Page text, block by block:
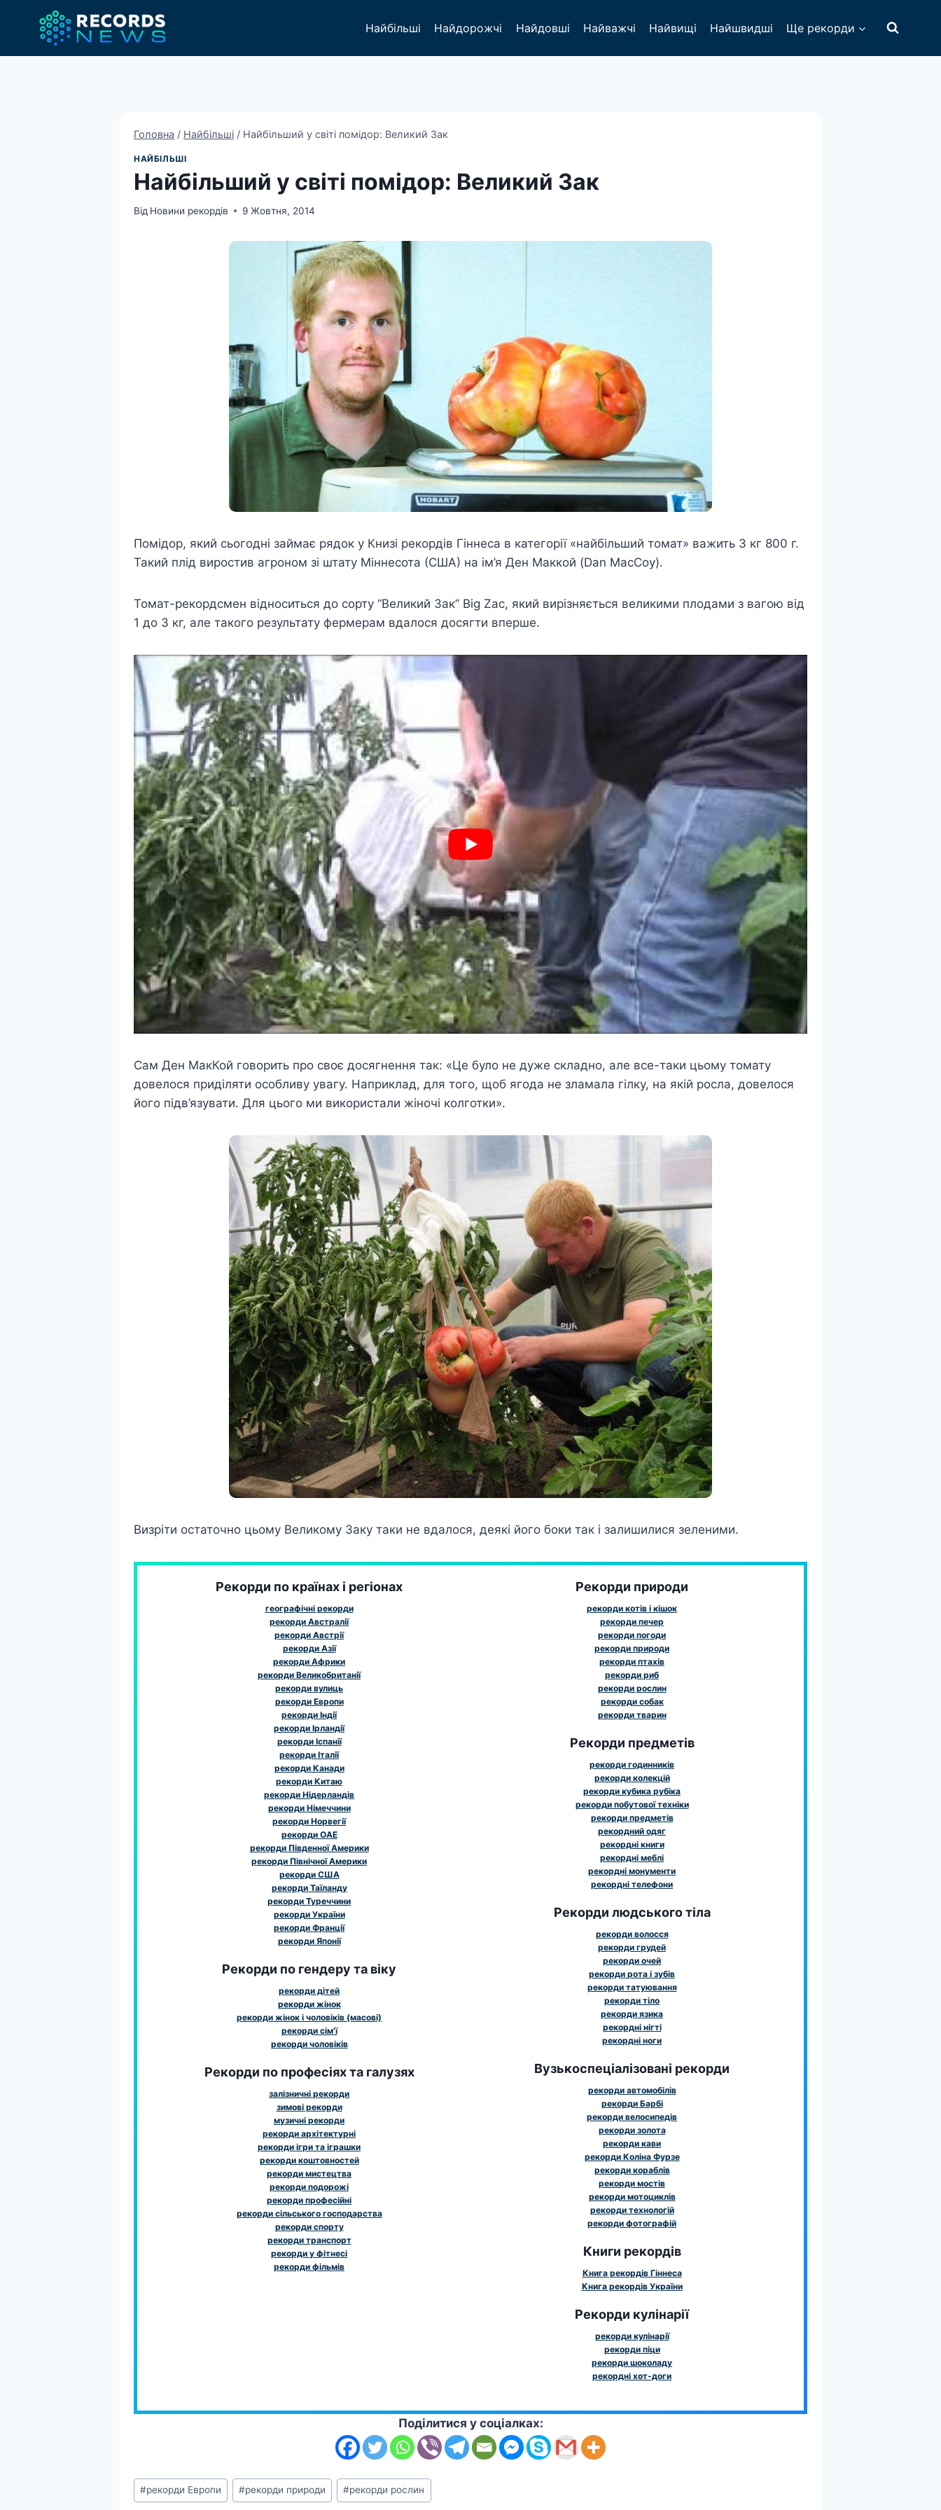
Найбільші Найдорожчі Найдовші Найважчі Найвищі Найшвидші Ще рекорди
Головна / Найбільші / Найбільший у світі помідор: Великий Зак
НАЙБІЛЬШІ
Найбільший у світі помідор: Великий Зак
Від Новини рекордів 9 Жовтня, 2014
Помідор, який сьогодні займає рядок у Книзі рекордів Гіннеса в категорії «найбільший томат» важить 3 кг 800 г.
Такий плід виростив агроном зі штату Міннесота (США) на ім’я Ден Маккой (Dan MacCoy).
Томат-рекордсмен відноситься до сорту “Великий Зак” Big Zac, який вирізняється великими плодами з вагою від
1 до 3 кг, але такого результату фермерам вдалося досягти вперше.
Сам Ден МакКой говорить про своє досягнення так: «Це було не дуже складно, але все-таки цьому томату
довелося приділяти особливу увагу. Наприклад, для того, щоб ягода не зламала гілку, на якій росла, довелося
його підв’язувати. Для цього ми використали жіночі колготки».
Визріти остаточно цьому Великому Заку таки не вдалося, деякі його боки так і залишилися зеленими.
Рекорди по країнах і регіонах
географічні рекорди
рекорди Австралії
рекорди Австрії
рекорди Азії
рекорди Африки
рекорди Великобританії
рекорди вулиць
рекорди Европи
рекорди Індії
рекорди Ірландії
рекорди Іспанії
рекорди Італії
рекорди Канади
рекорди Китаю
рекорди Нідерландів
рекорди Німеччини
рекорди Норвегії
рекорди ОАЕ
рекорди Південної Америки
рекорди Північної Америки
рекорди США
рекорди Таїланду
рекорди Туреччини
рекорди України
рекорди Франції
рекорди Японії
Рекорди по гендеру та віку
рекорди дітей
рекорди жінок
рекорди жінок і чоловіків (масові)
рекорди сім'ї
рекорди чоловіків
Рекорди по професіях та галузях
залізничні рекорди
зимові рекорди
музичні рекорди
рекорди архітектурні
рекорди ігри та іграшки
рекорди коштовностей
рекорди мистецтва
рекорди подорожі
рекорди професійні
рекорди сільського господарства
рекорди спорту
рекорди транспорт
рекорди у фітнесі
рекорди фільмів
Рекорди природи
рекорди котів і кішок
рекорди печер
рекорди погоди
рекорди природи
рекорди птахів
рекорди риб
рекорди рослин
рекорди собак
рекорди тварин
Рекорди предметів
рекорди годинників
рекорди колекцій
рекорди кубика рубіка
рекорди побутової техніки
рекорди предметів
рекордний одяг
рекордні книги
рекордні меблі
рекордні монументи
рекордні телефони
Рекорди людського тіла
рекорди волосся
рекорди грудей
рекорди очей
рекорди рота і зубів
рекорди татуювання
рекорди тіло
рекорди язика
рекордні нігті
рекордні ноги
Вузькоспеціалізовані рекорди
рекорди автомобілів
рекорди Барбі
рекорди велосипедів
рекорди золота
рекорди кави
рекорди Коліна Фурзе
рекорди кораблів
рекорди мостів
рекорди мотоциклів
рекорди технологій
рекорди фотографій
Книги рекордів
Книга рекордів Гіннеса
Книга рекордів України
Рекорди кулінарії
рекорди кулінарії
рекорди піци
рекорди шоколаду
рекордні хот-доги
Поділитися у соціалках:
Позначки
запису:
#рекорди Европи #рекорди природи #рекорди рослин